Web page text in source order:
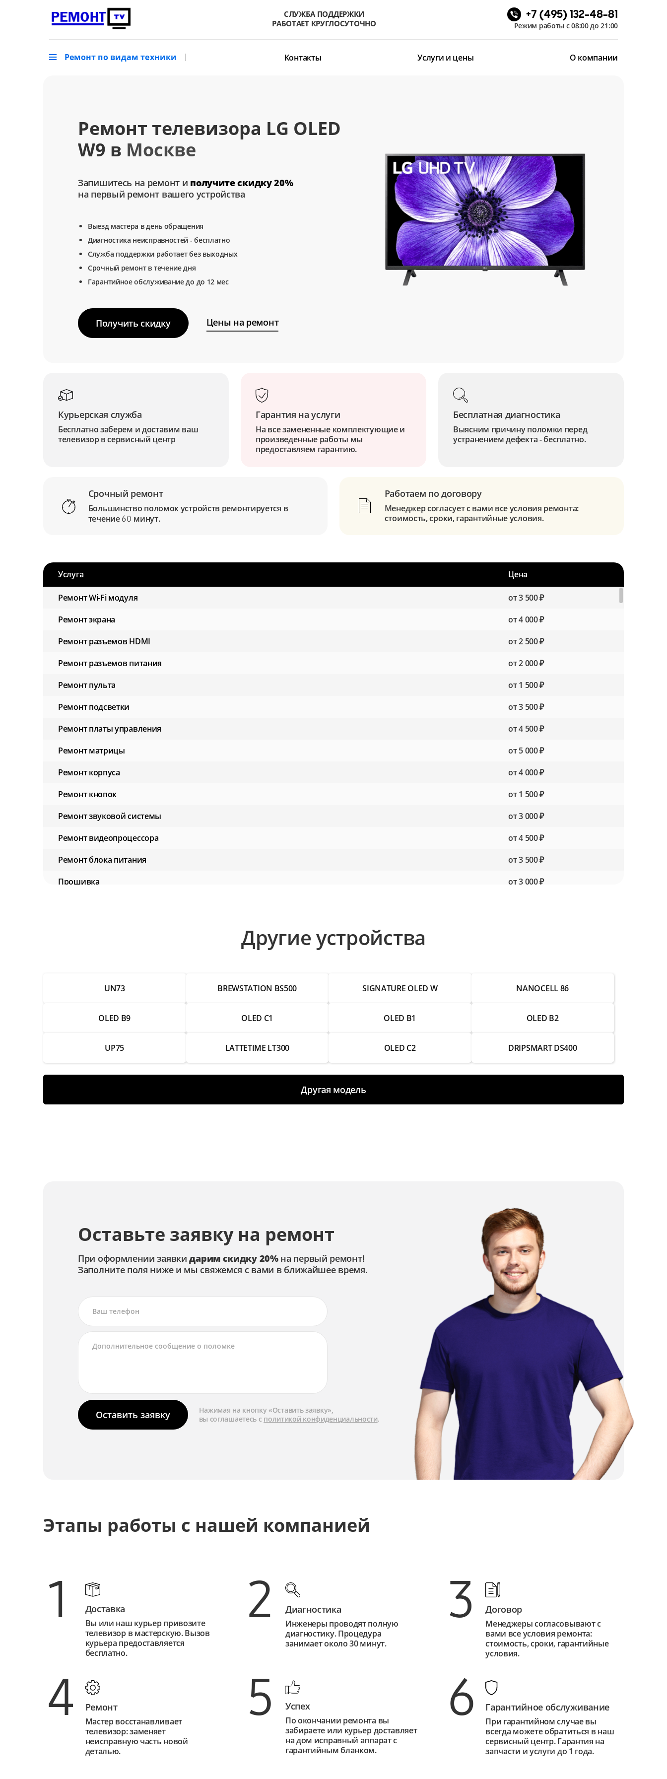
СЛУЖБА ПОДДЕРЖКИ
РАБОТАЕТ КРУГЛОСУТОЧНО
+7 (495) 132-48-81
Режим работы с 08:00 до 21:00
Ремонт по видам техники Контакты Услуги и цены О компании
Ремонт телевизора LG OLED
W9 в Москве
Запишитесь на ремонт и получите скидку 20%
на первый ремонт вашего устройства
Выезд мастера в день обращения
Диагностика неисправностей - бесплатно
Служба поддержки работает без выходных
Срочный ремонт в течение дня
Гарантийное обслуживание до до 12 мес
Получить скидку Цены на ремонт
Курьерская служба
Бесплатно заберем и доставим ваш
телевизор в сервисный центр
Гарантия на услуги
На все замененные комплектующие и
произведенные работы мы
предоставляем гарантию.
Бесплатная диагностика
Выясним причину поломки перед
устранением дефекта - бесплатно.
Срочный ремонт
Большинство поломок устройств ремонтируется в
течение 60 минут.
Работаем по договору
Менеджер согласует с вами все условия ремонта:
стоимость, сроки, гарантийные условия.
Услуга Цена
Ремонт Wi-Fi модуля
от 3 500 ₽
Ремонт экрана
от 4 000 ₽
Ремонт разъемов HDMI
от 2 500 ₽
Ремонт разъемов питания
от 2 000 ₽
Ремонт пульта
от 1 500 ₽
Ремонт подсветки
от 3 500 ₽
Ремонт платы управления
от 4 500 ₽
Ремонт матрицы
от 5 000 ₽
Ремонт корпуса
от 4 000 ₽
Ремонт кнопок
от 1 500 ₽
Ремонт звуковой системы
от 3 000 ₽
Ремонт видеопроцессора
от 4 500 ₽
Ремонт блока питания
от 3 500 ₽
Прошивка
от 3 000 ₽
Замена разъемов питания
от 3 000 ₽
Замена пульта
от 1 500 ₽
Замена матрицы
от 6 000 ₽
Другие устройства
UN73 BREWSTATION BS500 SIGNATURE OLED W NANOCELL 86
OLED B9 OLED C1 OLED B1 OLED B2
UP75 LATTETIME LT300 OLED C2 DRIPSMART DS400
Другая модель
Оставьте заявку на ремонт
При оформлении заявкидарим скидку 20%на первый ремонт!
Заполните поля ниже и мы свяжемся с вами в ближайшее время.
Оставить заявку
Нажимая на кнопку «Оставить заявку»,
вы соглашаетесь с политикой конфиденциальности.
Этапы работы с нашей компанией
1 Доставка
Вы или наш курьер привозите
телевизор в мастерскую. Вызов
курьера предоставляется
бесплатно.
2 Диагностика
Инженеры проводят полную
диагностику. Процедура
занимает около 30 минут.
3 Договор
Менеджеры согласовывают с
вами все условия ремонта:
стоимость, сроки, гарантийные
условия.
4 Ремонт
Мастер восстанавливает
телевизор: заменяет
неисправную часть новой
деталью.
5 Успех
По окончании ремонта вы
забираете или курьер доставляет
на дом исправный аппарат с
гарантийным бланком.
6 Гарантийное обслуживание
При гарантийном случае вы
всегда можете обратиться в наш
сервисный центр. Гарантия на
запчасти и услуги до 1 года.